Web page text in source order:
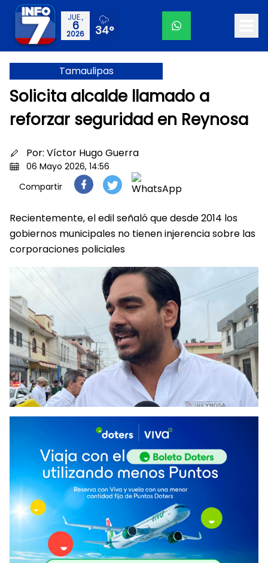
JUE.,
6
2026 34°
Tamaulipas
Solicita alcalde llamado a
reforzar seguridad en Reynosa
Por: Víctor Hugo Guerra
06 Mayo 2026, 14:56
Compartir
Recientemente, el edil señaló que desde 2014 los
gobiernos municipales no tienen injerencia sobre las
corporaciones policiales